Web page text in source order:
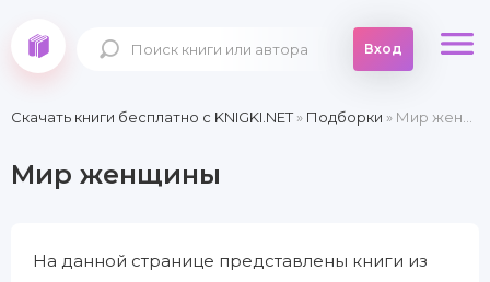
Вход
Скачать книги бесплатно c KNIGKI.NET» Подборки » Мир женщины
Мир женщины
На данной странице представлены книги из